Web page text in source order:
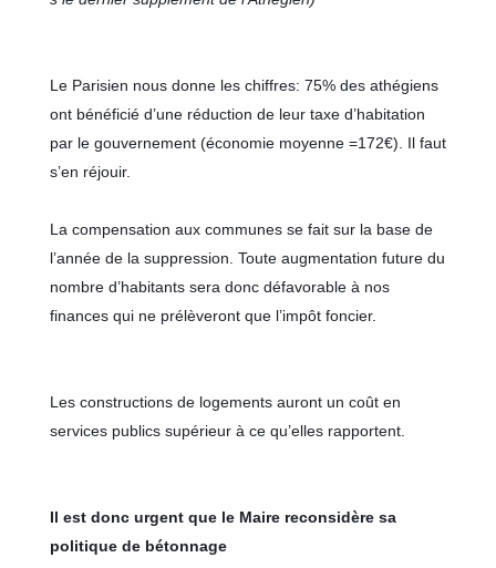
Le Parisien nous donne les chiffres: 75% des athégiens
ont bénéficié d’une réduction de leur taxe d’habitation
par le gouvernement (économie moyenne =172€). Il faut
s’en réjouir.
La compensation aux communes se fait sur la base de
l’année de la suppression. Toute augmentation future du
nombre d’habitants sera donc défavorable à nos
finances qui ne prélèveront que l’impôt foncier.
Les constructions de logements auront un coût en
services publics supérieur à ce qu’elles rapportent.
Il est donc urgent que le Maire reconsidère sa
politique de bétonnage